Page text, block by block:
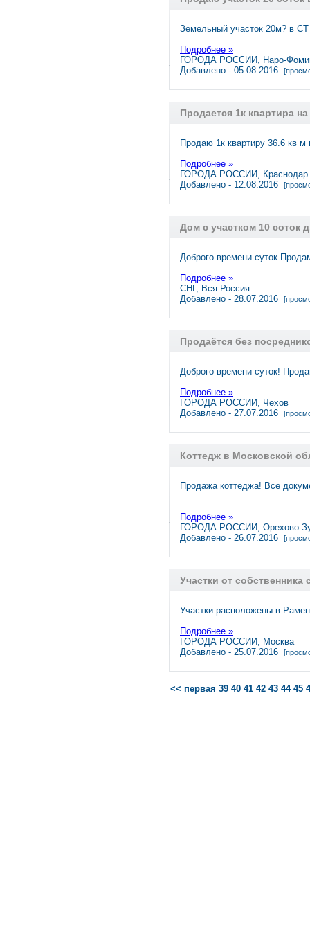
Земельный участок 20м? в СТ
Подробнее »
ГОРОДА РОССИИ, Наро-
Добавлено - 05.08.2016
Продается 1к квартира
Продаю 1к квартиру 36.6 кв
Подробнее »
ГОРОДА РОССИИ, Краснодар
Добавлено - 12.08.2016
Дом с участком 10
Доброго времени суток
Подробнее »
СНГ, Вся Россия
Добавлено - 28.07.2016
Продаётся без
Доброго времени суток!
Подробнее »
ГОРОДА РОССИИ, Чехов
Добавлено - 27.07.2016
Коттедж в Московской
Продажа коттеджа! Все
…
Подробнее »
ГОРОДА РОССИИ, Орехово-
Добавлено - 26.07.2016
Участки от
Участки расположены в
Подробнее »
ГОРОДА РОССИИ, Москва
Добавлено - 25.07.2016
<< первая 39 40 41 42 43 44 45